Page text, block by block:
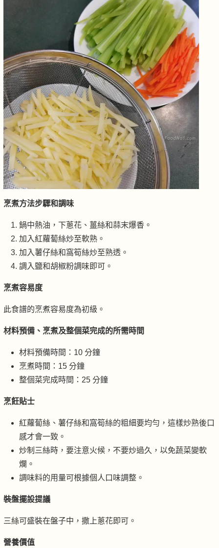
烹煮方法步驟和調味
鍋中熱油，下蔥花、薑絲和蒜末爆香。
加入紅蘿蔔絲炒至軟熟。
加入薯仔絲和窩筍絲炒至熟透。
調入鹽和胡椒粉調味即可。
烹煮容易度
此食譜的烹煮容易度為初級。
材料預備、烹煮及整個菜完成的所需時間
材料預備時間：10 分鐘
烹煮時間：15 分鐘
整個菜完成時間：25 分鐘
烹飪貼士
紅蘿蔔絲、薯仔絲和窩筍絲的粗細要均勻，這樣炒熟後口
感才會一致。
炒制三絲時，要注意火候，不要炒過久，以免蔬菜變軟
爛。
調味料的用量可根據個人口味調整。
裝盤擺設提議
三絲可盛裝在盤子中，撒上蔥花即可。
營養價值